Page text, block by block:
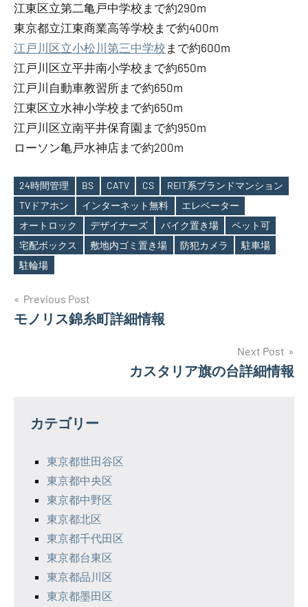
江東区立第二亀戸中学校まで約290m
東京都立江東商業高等学校まで約400m
江戸川区立小松川第三中学校 まで約600m
江戸川区立平井南小学校まで約650m
江戸川自動車教習所まで約650m
江東区立水神小学校まで約650m
江戸川区立南平井保育園まで約950m
ローソン亀戸水神店まで約200m
Tags
24時間管理 BS CATV CS
REIT系ブランドマンション
TVドアホン
インターネット無料
エレベーター
オートロック
デザイナーズ バイク置き場
ペット可
宅配ボックス
敷地内ゴミ置き場 防犯カメラ
駐車場
駐輪場
投
稿
ー
Previous Post
モノリス錦糸町詳細情報
Next Post
カスタリア旗の台詳細情報
カテゴリー
東京都世田谷区
東京都中央区
東京都中野区
東京都北区
東京都千代田区
東京都台東区
東京都品川区
東京都墨田区